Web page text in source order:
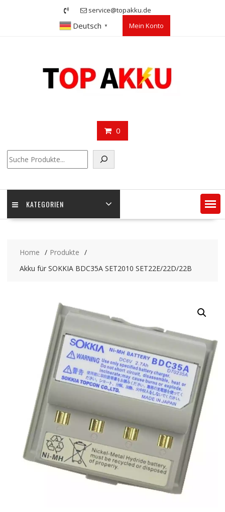
service@topakku.de
Deutsch ▼ Mein Konto
0
KATEGORIEN
Home
Produkte
Akku für SOKKIA BDC35A SET2010 SET22E/22D/22B